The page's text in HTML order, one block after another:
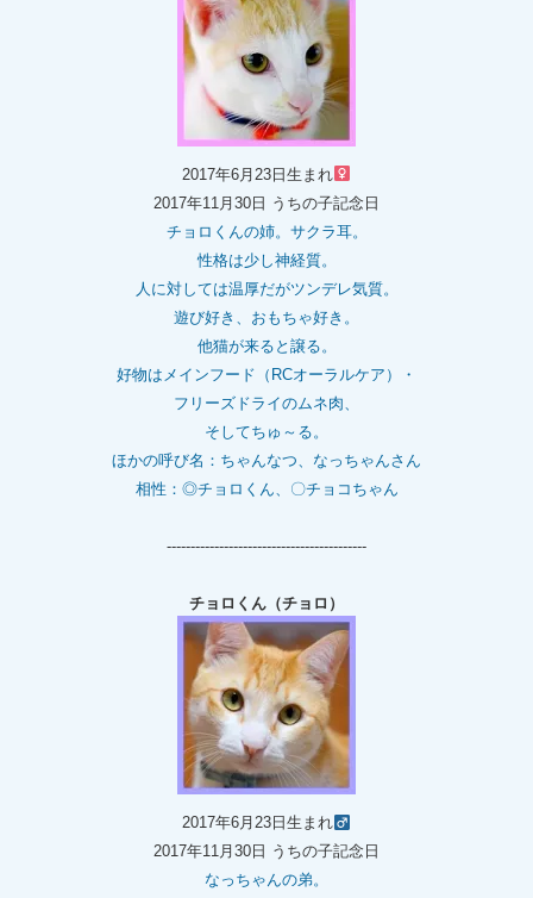
2017年6月23日生まれ
2017年11月30日 うちの子記念日
チョロくんの姉。 サクラ耳。
性格は少し神経質。
人に対しては温厚だがツンデレ気質。
遊び好き、おもちゃ好き。
他猫が来ると譲る。
好物はメインフード（RCオーラルケア）・
フリーズドライのムネ肉、
そしてちゅ～る。
ほかの呼び名：ちゃんなつ、なっちゃんさん
相性：◎チョロくん、〇チョコちゃん
------------------------------------------
チョロくん（チョロ）
2017年6月23日生まれ
2017年11月30日 うちの子記念日
なっちゃんの弟。